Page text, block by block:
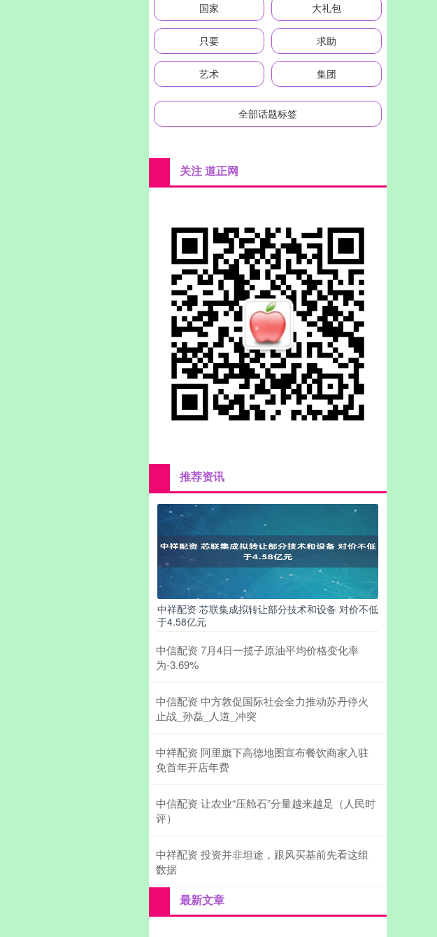
国家 大礼包
只要 求助
艺术 集团
全部话题标签
关注 道正网
推荐资讯
中祥配资 芯联集成拟转让部分技术和设备 对价不低
于4.58亿元
中信配资 7月4日一揽子原油平均价格变化率
为-3.69%
中信配资 中方敦促国际社会全力推动苏丹停火
止战_孙磊_人道_冲突
中祥配资 阿里旗下高德地图宣布餐饮商家入驻
免首年开店年费
中信配资 让农业“压舱石”分量越来越足（人民时
评）
中祥配资 投资并非坦途，跟风买基前先看这组
数据
最新文章